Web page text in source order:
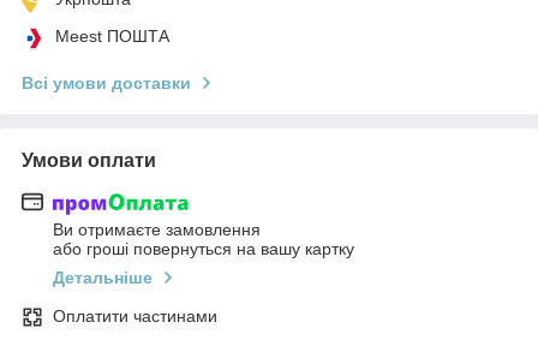
Meest ПОШТА
Всі умови доставки
Умови оплати
Ви отримаєте замовлення
або гроші повернуться на вашу картку
Детальніше
Оплатити частинами